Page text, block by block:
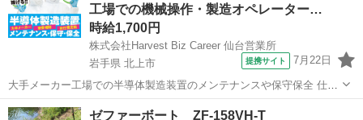
工場での機械操作・製造オペレーター…
時給1,700円
株式会社Harvest Biz Career 仙台営業所
岩手県 北上市
提携サイト 7月22日
大手メーカー工場での半導体製造装置のメンテナンスや保守保全 仕事
内容 ＼フラッシュメモリの製造を行う工場で半導体製造装置の保守・
点検のお仕事／ 新工場新設に伴い、請負現場の立ち上げを行います！
岩手 北上市
ゼファーボート ZF-158VH-T